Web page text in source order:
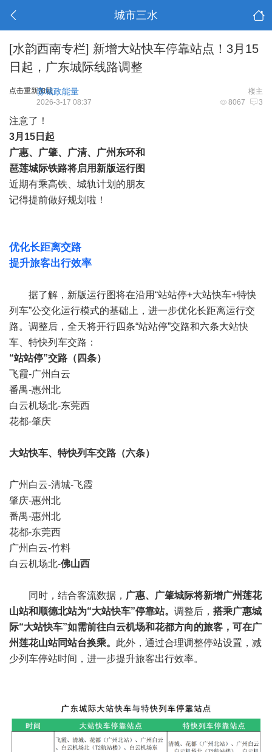
城市三水
[水韵西南专栏] 新增大站快车停靠站点！3月15
日起，广东城际线路调整
点击重新加载 楼主
淼城政能量
8067 3
2026-3-17 08:37
注意了！
3月 15日起
广惠、广肇、广清、广州东环和
琶莲城际铁路将启用新版运行图
近期有乘高铁、城轨计划的朋友
记得提前做好规划啦！
优化长距离交路
提升旅客出行效率
据了解，新版运行图将在沿用“站站停+大站快车+特快
列车”公交化运行模式的基础上，进一步优化长距离运行交
路。调整后，全天将开行四条“站站停”交路和六条大站快
车、特快列车交路：
“站站停”交路（四条）
飞霞-广州白云
番禺-惠州北
白云机场北-东莞西
花都-肇庆
大站快车、特快列车交路（六条）
广州白云-清城-飞霞
肇庆-惠州北
番禺-惠州北
花都-东莞西
广州白云-竹料
白云机场北-佛山西
同时，结合客流数据， 广惠、广肇城际将新增广州莲花
山站和顺德北站为“大站快车”停靠站。 调整后， 搭乘广惠城
际“大站快车”如需前往白云机场和花都方向的旅客， 可在广
州莲花山站同站台换乘。 此外，通过合理调整停站设置，减
少列车停站时间，进一步提升旅客出行效率。